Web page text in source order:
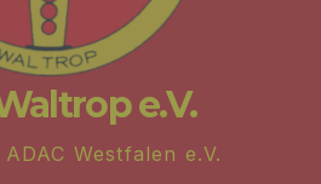
e.V.
Westfalen e.V.